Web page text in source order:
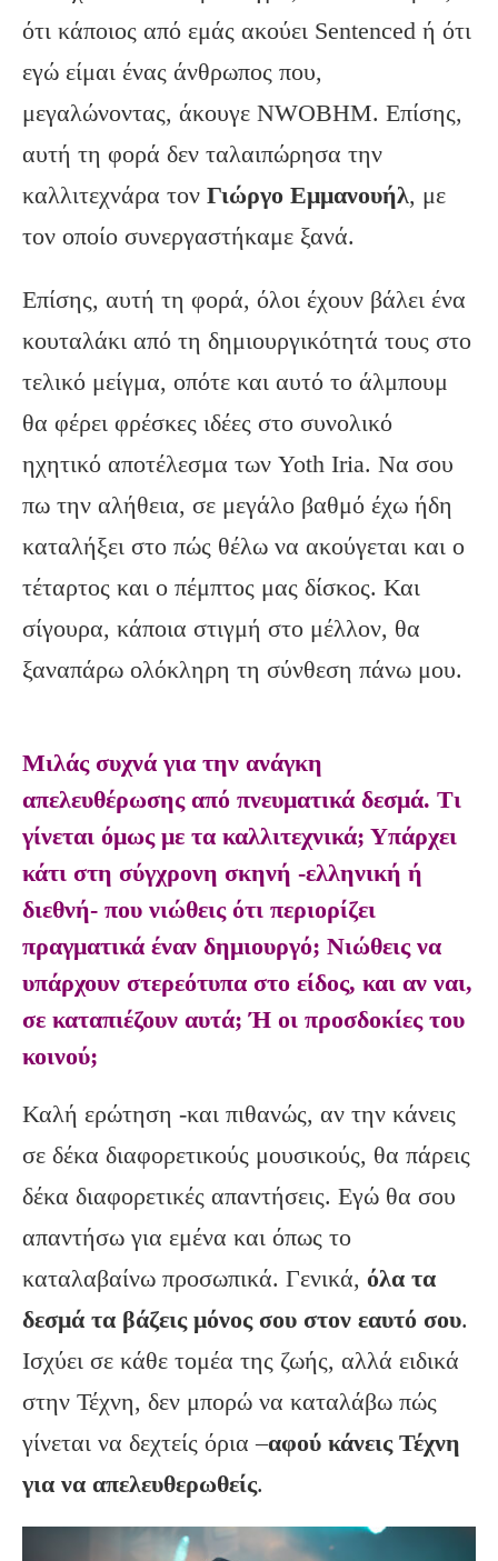
ότι κάποιος από εμάς ακούει Sentenced ή ότι
εγώ είμαι ένας άνθρωπος που,
μεγαλώνοντας, άκουγε NWOBHM. Επίσης,
αυτή τη φορά δεν ταλαιπώρησα την
καλλιτεχνάρα τον Γιώργο Εμμανουήλ, με
τον οποίο συνεργαστήκαμε ξανά.
Επίσης, αυτή τη φορά, όλοι έχουν βάλει ένα
κουταλάκι από τη δημιουργικότητά τους στο
τελικό μείγμα, οπότε και αυτό το άλμπουμ
θα φέρει φρέσκες ιδέες στο συνολικό
ηχητικό αποτέλεσμα των Yoth Iria. Να σου
πω την αλήθεια, σε μεγάλο βαθμό έχω ήδη
καταλήξει στο πώς θέλω να ακούγεται και ο
τέταρτος και ο πέμπτος μας δίσκος. Και
σίγουρα, κάποια στιγμή στο μέλλον, θα
ξαναπάρω ολόκληρη τη σύνθεση πάνω μου.
Μιλάς συχνά για την ανάγκη
απελευθέρωσης από πνευματικά δεσμά. Τι
γίνεται όμως με τα καλλιτεχνικά; Υπάρχει
κάτι στη σύγχρονη σκηνή -ελληνική ή
διεθνή- που νιώθεις ότι περιορίζει
πραγματικά έναν δημιουργό; Νιώθεις να
υπάρχουν στερεότυπα στο είδος, και αν ναι,
σε καταπιέζουν αυτά; Ή οι προσδοκίες του
κοινού;
Καλή ερώτηση -και πιθανώς, αν την κάνεις
σε δέκα διαφορετικούς μουσικούς, θα πάρεις
δέκα διαφορετικές απαντήσεις. Εγώ θα σου
απαντήσω για εμένα και όπως το
καταλαβαίνω προσωπικά. Γενικά, όλα τα
δεσμά τα βάζεις μόνος σου στον εαυτό σου.
Ισχύει σε κάθε τομέα της ζωής, αλλά ειδικά
στην Τέχνη, δεν μπορώ να καταλάβω πώς
γίνεται να δεχτείς όρια –αφού κάνεις Τέχνη
για να απελευθερωθείς.